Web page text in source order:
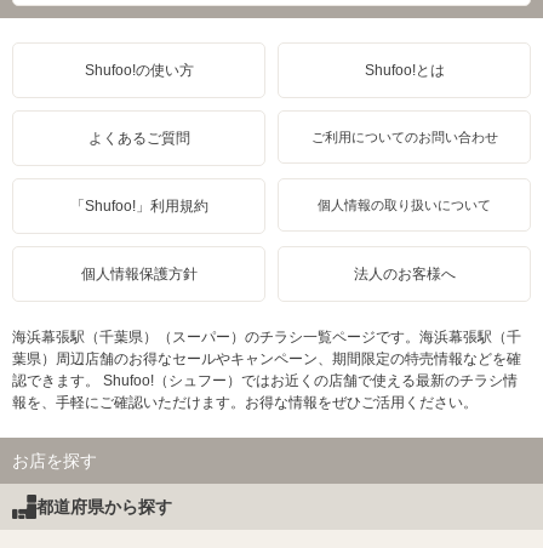
Shufoo!の使い方 Shufoo!とは
よくあるご質問 ご利用についてのお問い合わせ
「Shufoo!」利用規約 個人情報の取り扱いについて
個人情報保護方針 法人のお客様へ
海浜幕張駅（千葉県）（スーパー）のチラシ一覧ページです。海浜幕張駅（千
葉県）周辺店舗のお得なセールやキャンペーン、期間限定の特売情報などを確
認できます。 Shufoo!（シュフー）ではお近くの店舗で使える最新のチラシ情
報を、手軽にご確認いただけます。お得な情報をぜひご活用ください。
お店を探す
都道府県から探す